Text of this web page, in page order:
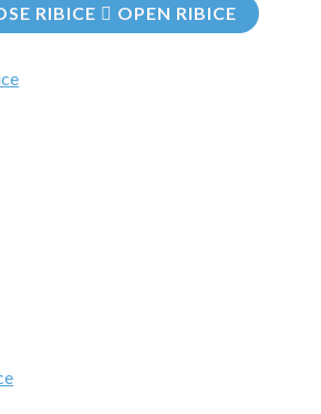
RIBICE
OPEN RIBICE